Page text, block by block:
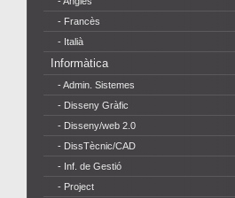
- Francès
- Italià
Informàtica
- Admin. Sistemes
- Disseny Gràfic
- Disseny/web 2.0
- DissTècnic/CAD
- Inf. de Gestió
- Project